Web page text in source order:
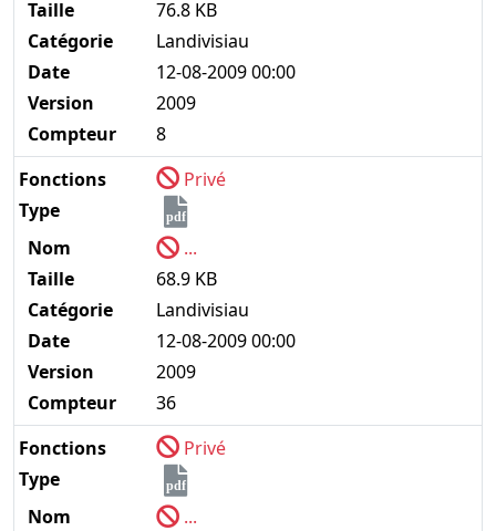
Taille
76.8 KB
Catégorie
Landivisiau
Date
12-08-2009 00:00
Version
2009
Compteur
8
Fonctions
Privé
Type
pdf
Nom
...
Taille
68.9 KB
Catégorie
Landivisiau
Date
12-08-2009 00:00
Version
2009
Compteur
36
Fonctions
Privé
Type
pdf
Nom
...